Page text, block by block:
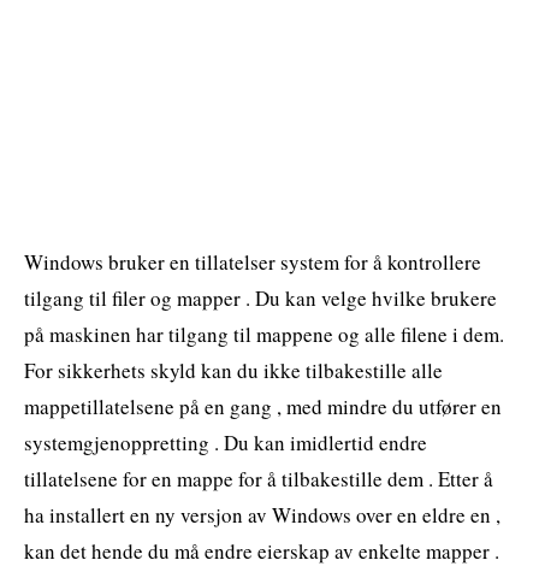
Windows bruker en tillatelser system for å kontrollere
tilgang til filer og mapper . Du kan velge hvilke brukere
på maskinen har tilgang til mappene og alle filene i dem.
For sikkerhets skyld kan du ikke tilbakestille alle
mappetillatelsene på en gang , med mindre du utfører en
systemgjenoppretting . Du kan imidlertid endre
tillatelsene for en mappe for å tilbakestille dem . Etter å
ha installert en ny versjon av Windows over en eldre en ,
kan det hende du må endre eierskap av enkelte mapper .